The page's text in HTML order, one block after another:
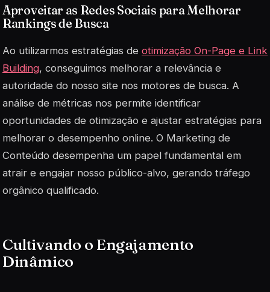
Aproveitar as Redes Sociais para Melhorar
Rankings de Busca
Ao utilizarmos estratégias de otimização On-Page e Link
Building, conseguimos melhorar a relevância e
autoridade do nosso site nos motores de busca. A
análise de métricas nos permite identificar
oportunidades de otimização e ajustar estratégias para
melhorar o desempenho online. O Marketing de
Conteúdo desempenha um papel fundamental em
atrair e engajar nosso público-alvo, gerando tráfego
orgânico qualificado.
Cultivando o Engajamento
Dinâmico